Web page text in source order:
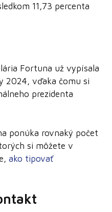
11,73 percenta
Fortuna už vypísala
2024, vďaka čomu si
prezidenta
ponúka rovnaký počet
si môžete v
ako tipovať